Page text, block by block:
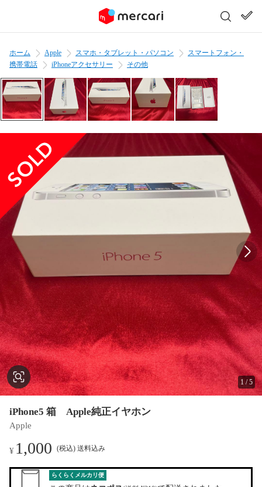
ホーム Apple スマホ・タブレット・パソコン
スマートフォン・
携帯電話
iPhoneアクセサリー その他
1 /5
iPhone5 箱 Apple純正イヤホン
Apple
¥ 1,000 (税込) 送料込み
らくらくメルカリ便